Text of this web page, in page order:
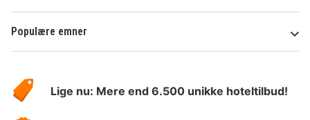
Populære emner
HotelSpecials
Lige nu: Mere end 6.500 unikke hoteltilbud!